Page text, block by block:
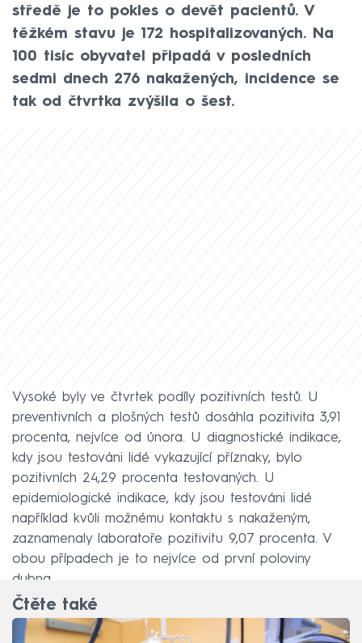
středě je to pokles o devět pacientů. V
těžkém stavu je 172 hospitalizovaných. Na
100 tisíc obyvatel připadá v posledních
sedmi dnech 276 nakažených, incidence se
tak od čtvrtka zvýšila o šest.
Vysoké byly ve čtvrtek podíly pozitivních testů. U
preventivních a plošných testů dosáhla pozitivita 3,91
procenta, nejvíce od února. U diagnostické indikace,
kdy jsou testováni lidé vykazující příznaky, bylo
pozitivních 24,29 procenta testovaných. U
epidemiologické indikace, kdy jsou testováni lidé
například kvůli možnému kontaktu s nakaženým,
zaznamenaly laboratoře pozitivitu 9,07 procenta. V
obou případech je to nejvíce od první poloviny
dubna.
Čtěte také